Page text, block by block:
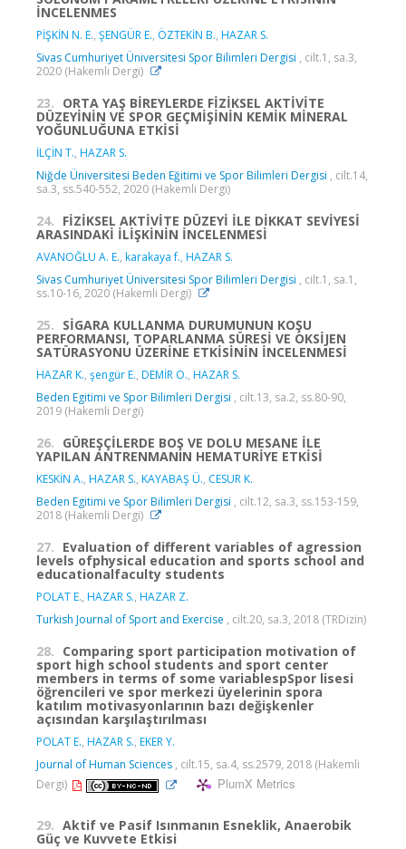
İNCELENMES
PİŞKİN N. E., ŞENGÜR E., ÖZTEKİN B., HAZAR S.
Sivas Cumhuriyet Üniversitesi Spor Bilimleri Dergisi , cilt.1, sa.3,
2020 (Hakemli Dergi)
23. ORTA YAŞ BİREYLERDE FİZİKSEL AKTİVİTE
DÜZEYİNİN VE SPOR GEÇMİŞİNİN KEMİK MİNERAL
YOĞUNLUĞUNA ETKİSİ
İLÇİN T., HAZAR S.
Niğde Üniversitesi Beden Eğitimi ve Spor Bilimleri Dergisi , cilt.14,
sa.3, ss.540-552, 2020 (Hakemli Dergi)
24. FİZİKSEL AKTİVİTE DÜZEYİ İLE DİKKAT SEVİYESİ
ARASINDAKİ İLİŞKİNİN İNCELENMESİ
AVANOĞLU A. E., karakaya f., HAZAR S.
Sivas Cumhuriyet Üniversitesi Spor Bilimleri Dergisi , cilt.1, sa.1,
ss.10-16, 2020 (Hakemli Dergi)
25. SİGARA KULLANMA DURUMUNUN KOŞU
PERFORMANSI, TOPARLANMA SÜRESİ VE OKSİJEN
SATÜRASYONU ÜZERİNE ETKİSİNİN İNCELENMESİ
HAZAR K., şengür E., DEMİR O., HAZAR S.
Beden Egitimi ve Spor Bilimleri Dergisi , cilt.13, sa.2, ss.80-90,
2019 (Hakemli Dergi)
26. GÜREŞÇİLERDE BOŞ VE DOLU MESANE İLE
YAPILAN ANTRENMANIN HEMATURİYE ETKİSİ
KESKİN A., HAZAR S., KAYABAŞ Ü., CESUR K.
Beden Egitimi ve Spor Bilimleri Dergisi , cilt.12, sa.3, ss.153-159,
2018 (Hakemli Dergi)
27. Evaluation of different variables of agression
levels ofphysical education and sports school and
educationalfaculty students
POLAT E., HAZAR S., HAZAR Z.
Turkish Journal of Sport and Exercise , cilt.20, sa.3, 2018 (TRDizin)
28. Comparing sport participation motivation of
sport high school students and sport center
members in terms of some variablespSpor lisesi
öğrencileri ve spor merkezi üyelerinin spora
katılım motivasyonlarının bazı değişkenler
açısından karşılaştırılması
POLAT E., HAZAR S., EKER Y.
Journal of Human Sciences , cilt.15, sa.4, ss.2579, 2018 (Hakemli
Dergi)
PlumX Metrics
29. Aktif ve Pasif Isınmanın Esneklik, Anaerobik
Güç ve Kuvvete Etkisi